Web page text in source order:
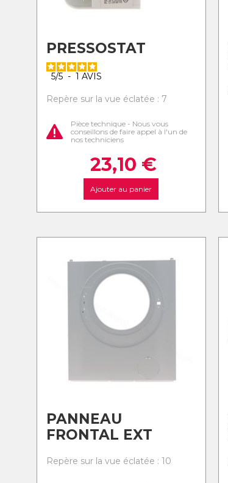
PRESSOSTAT
5/5 - 1 AVIS
Repère sur la vue éclatée : 7
Pièce technique - Nous vous
conseillons de faire appel à l'un de
nos techniciens
23,10 €
Ajouter au panier
PANNEAU
FRONTAL EXT
Repère sur la vue éclatée : 10